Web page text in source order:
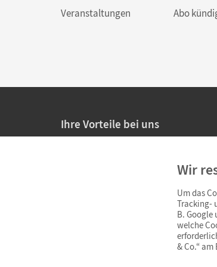
Veranstaltungen Abo
Ihre Vorteile bei uns
Persönliche Angebote für
Sicheres Einkaufen mit SSL-
Widerrufsfristvon 4
Schnelle und einfache
Wir
Um das
Tracking-
B. Google
welche
& Co.“